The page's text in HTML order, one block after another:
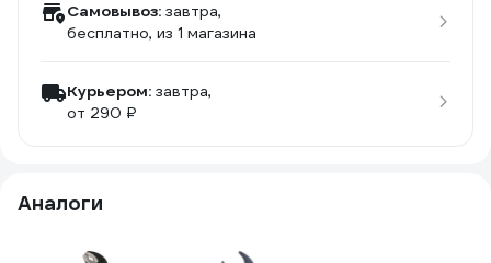
Самовывоз: завтра,
бесплатно, из 1 магазина
Курьером: завтра,
от 290 ₽
Аналоги